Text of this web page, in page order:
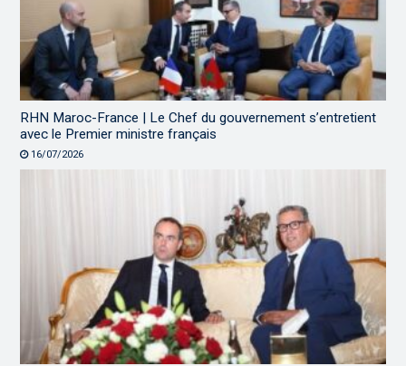
RHN Maroc-France | Le Chef du gouvernement s’entretient
avec le Premier ministre français
16/07/2026